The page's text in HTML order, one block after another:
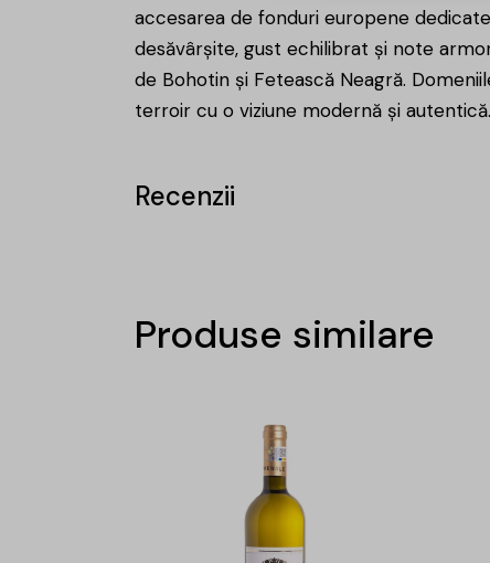
accesarea de fonduri europene
desăvârșite, gust echilibrat și note
de Bohotin și Fetească Neagră.
terroir cu o viziune modernă și autentică.
Recenzii
Produse similare